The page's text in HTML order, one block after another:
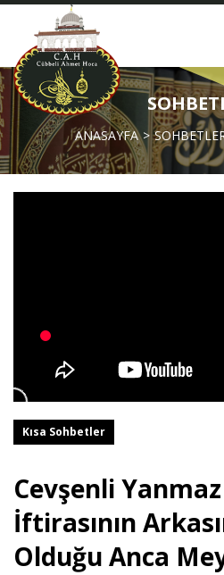
ANASAYFA
Kısa Sohbetler
Cevşenli
İftirasının
Olduğu Anca